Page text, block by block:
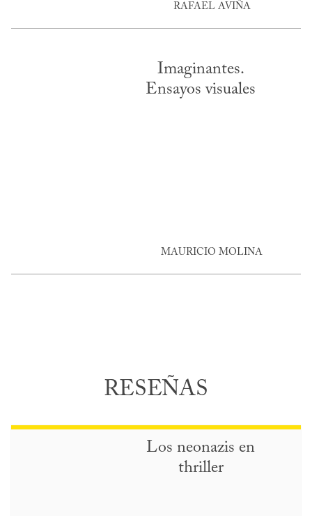
RAFAEL AVIÑA
Imaginantes.
Ensayos visuales
MAURICIO MOLINA
RESEÑAS
Los neonazis en
thriller